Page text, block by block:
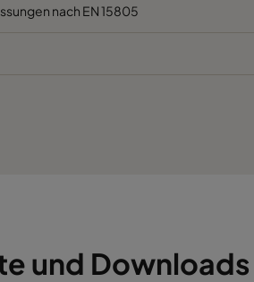
nach EN 15805
und Downloads